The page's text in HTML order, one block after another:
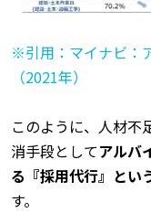
※引用：マイナビ：
（2021年）
このように、人材不
消手段としてアルバ
る『採用代行』とい
す。